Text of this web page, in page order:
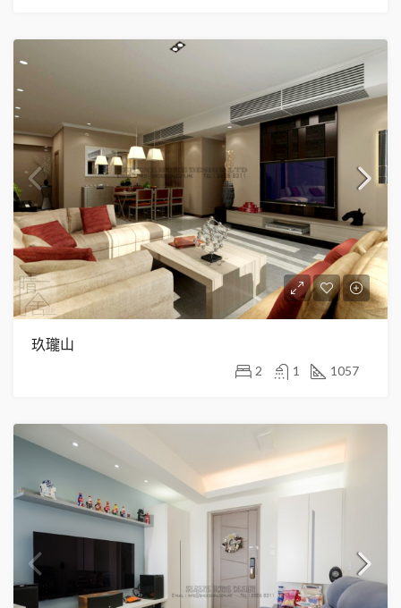
玖瓏山
2 1 1057